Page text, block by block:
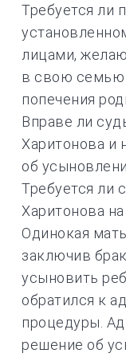
Требуется ли
лицами,
в свою семью
попечения
Вправе ли
Харитонова и
об
Требуется ли
Харитонова
Одинокая
заключив
усыновить
обратился к
процедуры.
решение об